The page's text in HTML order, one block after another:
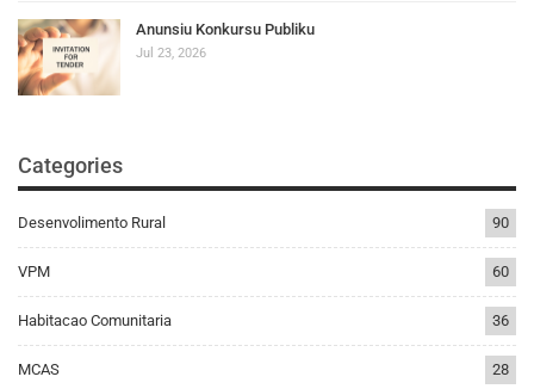
Anunsiu Konkursu Publiku
Jul 23, 2026
Categories
Desenvolimento Rural 90
VPM 60
Habitacao Comunitaria 36
MCAS 28